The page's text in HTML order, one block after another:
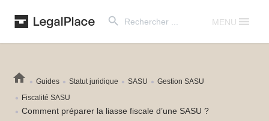
for:
MENU
Guides Statut juridique SASU
Gestion SASU
Fiscalité SASU
Comment préparer la liasse fiscale d’une SASU ?